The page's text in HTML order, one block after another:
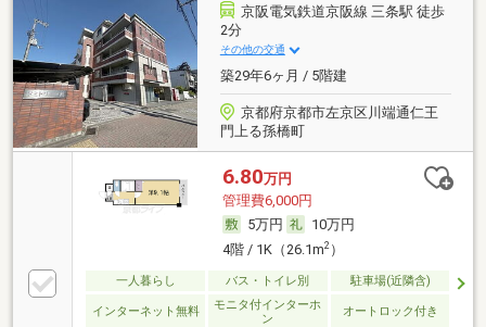
京阪電気鉄道京阪線 三条駅 徒歩
2分
その他の交通
築29年6ヶ月 / 5階建
京都府京都市左京区川端通仁王
門上る孫橋町
6.80万円
管理費6,000円
5万円
10万円
4階 / 1K（26.1m2）
一人暮らし バス・トイレ別 駐車場(近隣含)
インターネット無料
モニタ付インターホ
ン
オートロック付き